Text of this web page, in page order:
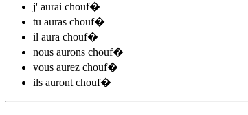
j' aurai chouf�
tu auras chouf�
il aura chouf�
nous aurons chouf�
vous aurez chouf�
ils auront chouf�